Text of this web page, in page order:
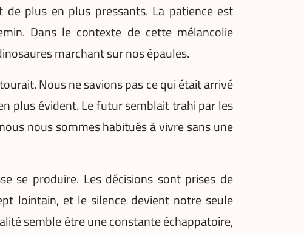
plus en plus pressants. La patience est
Dans le contexte de cette mélancolie
marchant sur nos épaules.
Nous ne savions pas ce qui était arrivé
plus évident. Le futur semblait trahi par les
nous sommes habitués à vivre sans une
se produire. Les décisions sont prises de
lointain, et le silence devient notre seule
semble être une constante échappatoire,